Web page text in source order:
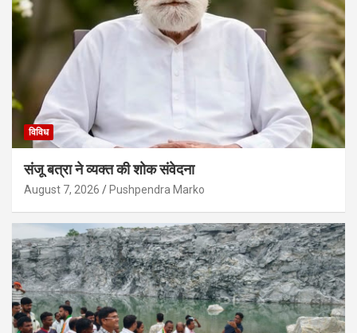
विविध
संजू बत्रा ने व्यक्त की शोक संवेदना
August 7, 2026 Pushpendra Marko